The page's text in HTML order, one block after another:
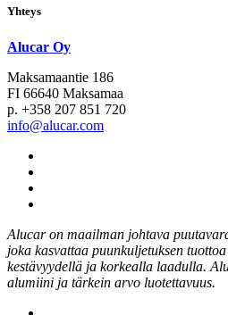
Yhteys
Alucar Oy
Maksamaantie 186
FI 66640 Maksamaa
p. +358 207 851 720
info@alucar.com
Alucar on maailman johtava
joka kasvattaa puunkuljetuksen
kestävyydellä ja korkealla laadulla.
alumiini ja tärkein arvo luotettavuus.